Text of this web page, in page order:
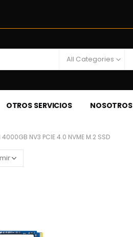
All Categories
OTROS SERVICIOS NOSOTROS
4000GB NV3 PCIE 4.0 NVME M.2 SSD